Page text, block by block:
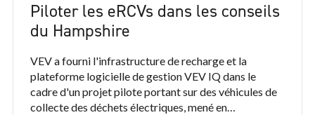
Piloter les eRCVs dans les conseils
du Hampshire
VEV a fourni l'infrastructure de recharge et la
plateforme logicielle de gestion VEV IQ dans le
cadre d'un projet pilote portant sur des véhicules de
collecte des déchets électriques, mené en